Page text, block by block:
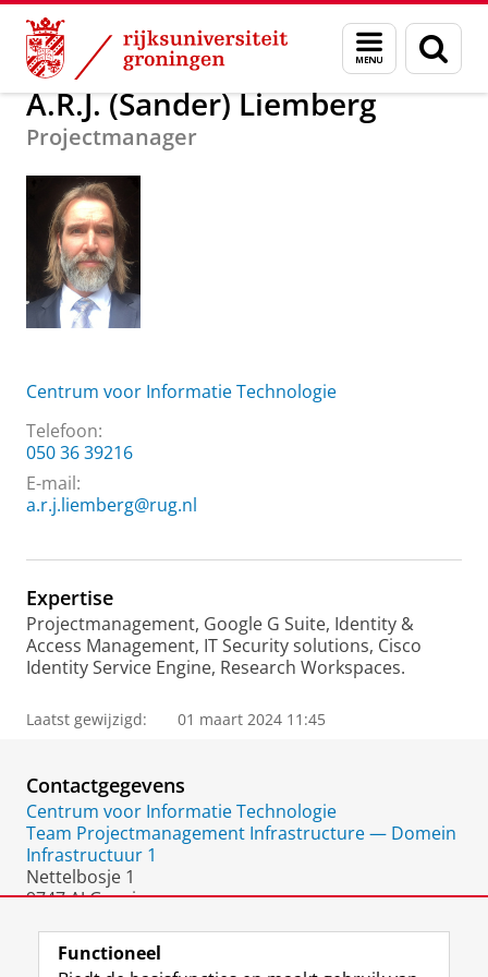
Skip
Content
Skip
Navigation
Menu
en
zoeken
Over ons A.R.J. (Sander) Liemberg
A.R.J. (Sander) Liemberg
Projectmanager
Centrum voor Informatie Technologie
Telefoon:
050 36 39216
E-mail:
a.r.j.liemberg@rug.nl
Expertise
Projectmanagement, Google G Suite, Identity &
Access Management, IT Security solutions, Cisco
Identity Service Engine, Research Workspaces.
Laatst gewijzigd: 01 maart 2024 11:45
Contactgegevens
Centrum voor Informatie Technologie
Team Projectmanagement Infrastructure — Domein
Infrastructuur 1
Nettelbosje 1
9747 AJ Groningen
Functioneel